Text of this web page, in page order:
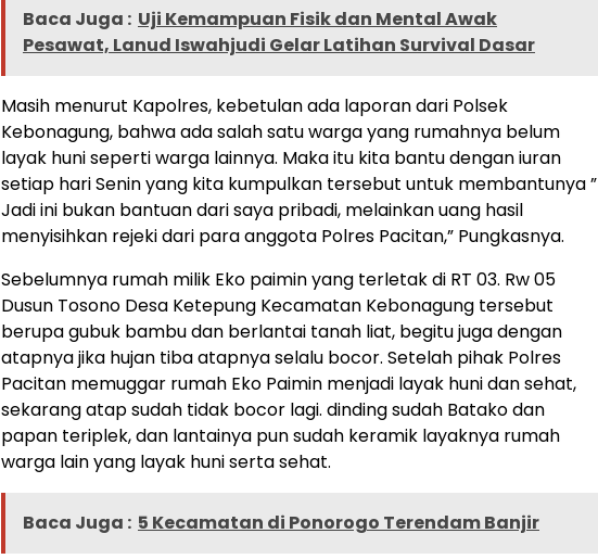
Baca Juga : Uji Kemampuan Fisik dan Mental Awak
Pesawat, Lanud Iswahjudi Gelar Latihan Survival Dasar
Masih menurut Kapolres, kebetulan ada laporan dari Polsek
Kebonagung, bahwa ada salah satu warga yang rumahnya belum
layak huni seperti warga lainnya. Maka itu kita bantu dengan iuran
setiap hari Senin yang kita kumpulkan tersebut untuk membantunya ”
Jadi ini bukan bantuan dari saya pribadi, melainkan uang hasil
menyisihkan rejeki dari para anggota Polres Pacitan,” Pungkasnya.
Sebelumnya rumah milik Eko paimin yang terletak di RT 03. Rw 05
Dusun Tosono Desa Ketepung Kecamatan Kebonagung tersebut
berupa gubuk bambu dan berlantai tanah liat, begitu juga dengan
atapnya jika hujan tiba atapnya selalu bocor. Setelah pihak Polres
Pacitan memuggar rumah Eko Paimin menjadi layak huni dan sehat,
sekarang atap sudah tidak bocor lagi. dinding sudah Batako dan
papan teriplek, dan lantainya pun sudah keramik layaknya rumah
warga lain yang layak huni serta sehat.
Baca Juga : 5 Kecamatan di Ponorogo Terendam Banjir